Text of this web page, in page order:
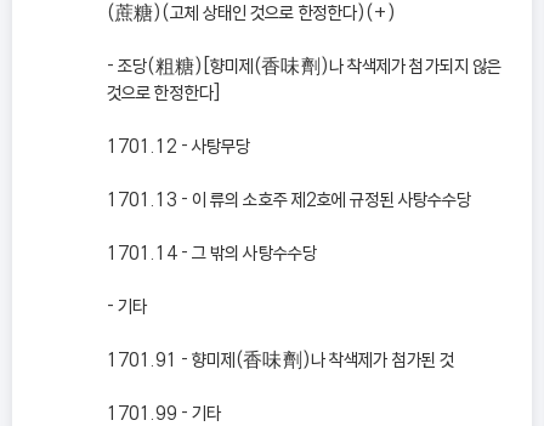
(蔗糖)(고체 상태인 것으로 한정한다)(+)
- 조당(粗糖)[향미제(香味劑)나 착색제가 첨가되지 않은
것으로 한정한다]
1701.12 - 사탕무당
1701.13 - 이 류의 소호주 제2호에 규정된 사탕수수당
1701.14 - 그 밖의 사탕수수당
- 기타
1701.91 - 향미제(香味劑)나 착색제가 첨가된 것
1701.99 - 기타